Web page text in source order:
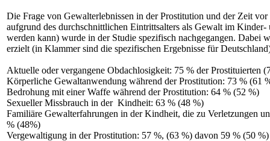
Die Frage von Gewalterlebnissen in der Prostitution und der Zeit
aufgrund des durchschnittlichen Eintrittsalters als Gewalt im Kinder-
werden kann) wurde in der Studie spezifisch nachgegangen. Dabei
erzielt (in Klammer sind die spezifischen Ergebnisse für
Aktuelle oder vergangene Obdachlosigkeit: 75 % der Prostituierten
Körperliche Gewaltanwendung während der Prostitution: 73 % (61
Bedrohung mit einer Waffe während der Prostitution: 64 % (52 %)
Sexueller Missbrauch in der Kindheit: 63 % (48 %)
Familiäre Gewalterfahrungen in der Kindheit, die zu Verletzungen
% (48%)
Vergewaltigung in der Prostitution: 57 %, (63 %) davon 59 % (50